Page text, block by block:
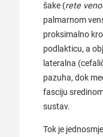
šake (rete
palmarnom
proksimalno
podlakticu, a
lateralna
pazuha, dok
fasciju
sustav.
Tok je